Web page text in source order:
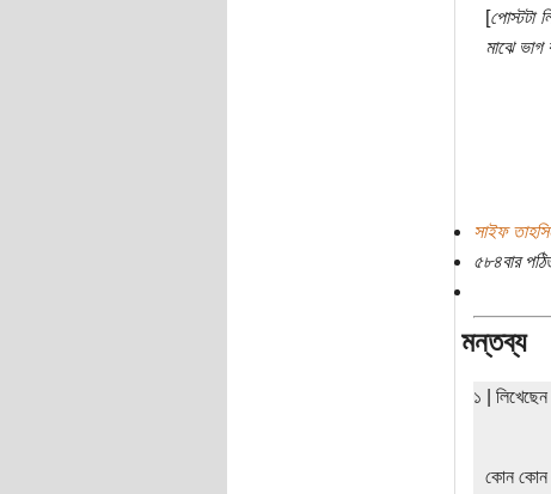
[পোস্টটা
মাঝে ভাগ
সাইফ
৫৮৪বার
মন্তব্য
১ | লিখেছেন
কোন কোন